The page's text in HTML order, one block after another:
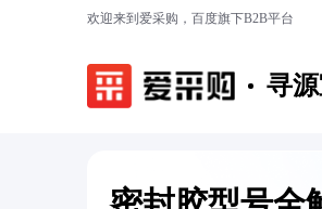
欢迎来到爱采购，百度旗下B2B平台
寻